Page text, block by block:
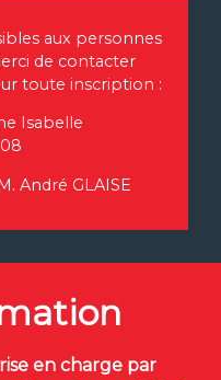
aux personnes
de contacter
toute inscription :
Isabelle
André GLAISE
en charge par